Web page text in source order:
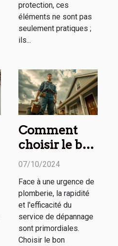
protection, ces
éléments ne sont pas
seulement pratiques ;
ils...
Comment
choisir le bon
service de
en plomberie
d'urgence
07/10/2024
Face à une urgence de
plomberie, la rapidité
et l'efficacité du
service de dépannage
sont primordiales.
Choisir le bon